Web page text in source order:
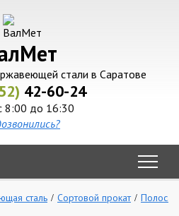
стали в Саратове
42-60-24
8:00 до 16:30
сталь Сортовой прокат Полоса